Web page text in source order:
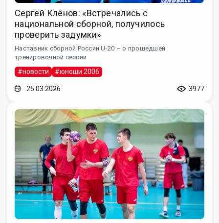
Сергей Клёнов: «Встречались с
национальной сборной, получилось
проверить задумки»
Наставник сборной России U-20 – о прошедшей
тренировочной сессии
#новости #юноши 2006
25.03.2026 3977